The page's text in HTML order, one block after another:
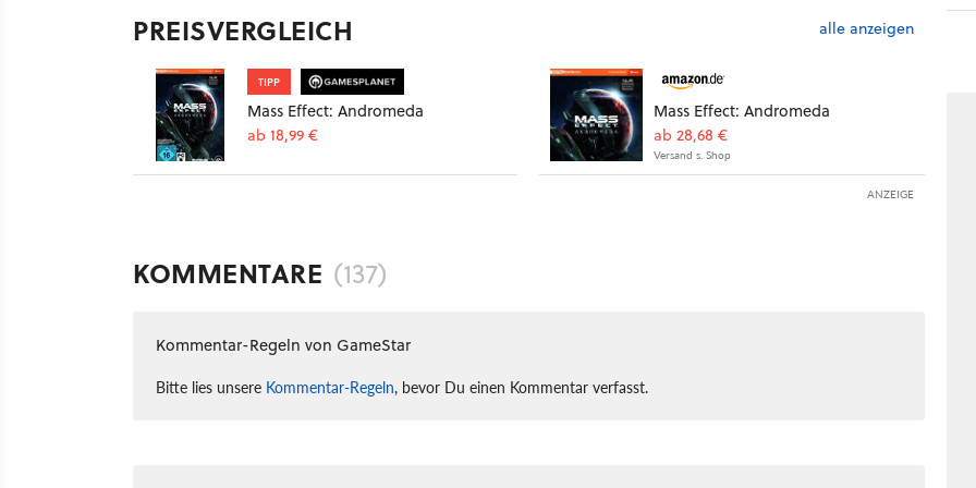
PREISVERGLEICH alle anzeigen
TIPP
Mass Effect: Andromeda
ab 18,99 €
Mass Effect: Andromeda
ab 28,68 €
Versand s. Shop
ANZEIGE
KOMMENTARE (137)
Kommentar-Regeln von GameStar
Bitte lies unsere Kommentar-Regeln, bevor Du einen Kommentar verfasst.